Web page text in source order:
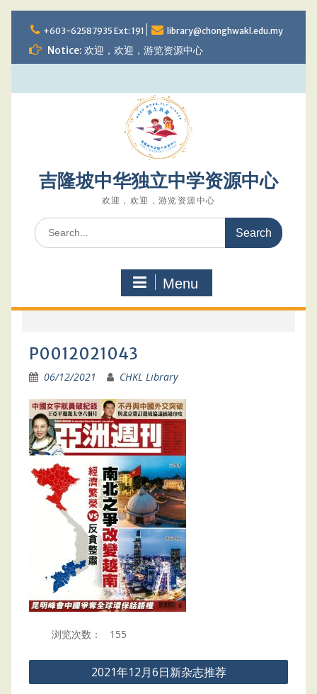
to
content
+603-62587935 Ext: 191 library@chonghwakl.edu.my
Notice: 欢迎，欢迎，游览资源中心
吉隆坡中华独立中学资源中心
欢迎，欢迎，游览资源中心
Search
for:
Menu
P0012021043
06/12/2021 CHKL Library
浏览次数： 155
Post
navigation
2021年12月6日新杂志推荐